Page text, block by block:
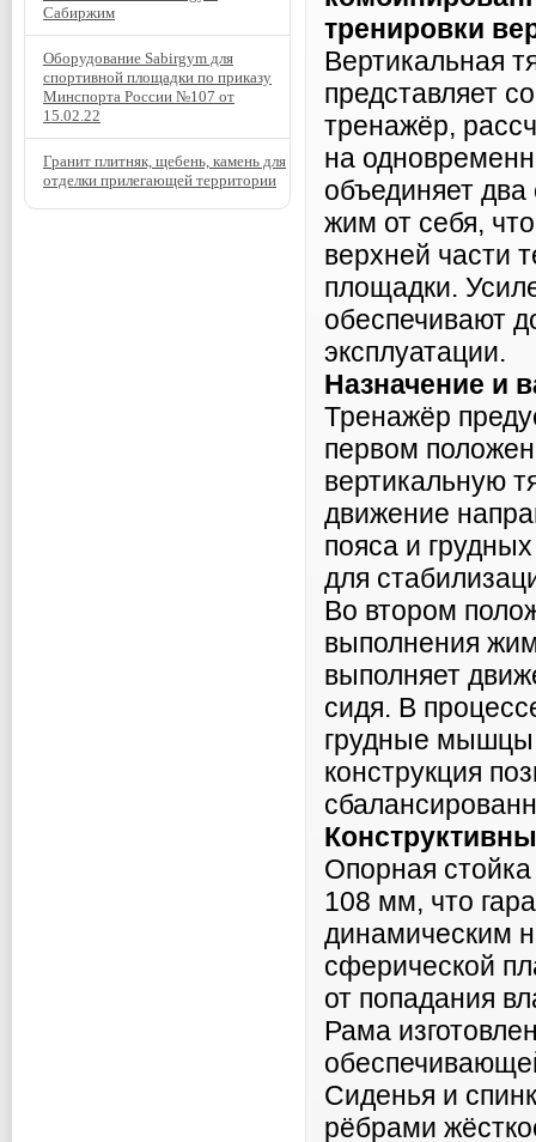
тренировки
Вертикальная
представляет
тренажёр,
на
объединяет
жим от себя,
верхней части
площадки.
обеспечивают
эксплуатации.
Назначение и
Тренажёр
первом
вертикальную
движение
пояса и
для
Во втором
выполнения
выполняет
сидя. В
грудные
конструкция
Опорная
108 мм, что
динамическим
сферической
от попадания
Рама
Сиденья и
рёбрами
Сабиржим
Оборудование Sabirgym для
спортивной площадки по приказу
Минспорта России №107 от
15.02.22
Гранит плитняк, щебень, камень для
отделки прилегающей территории